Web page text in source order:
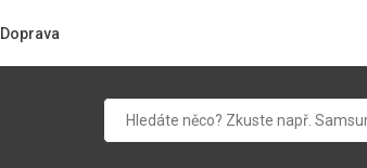
Doprava